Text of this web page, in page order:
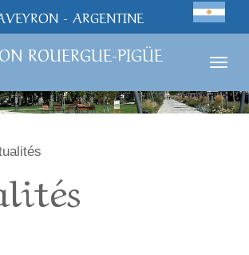
- ARGENTINE
ROUERGUE-PIGÜE